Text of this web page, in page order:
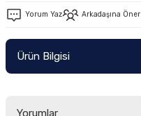
Yorum Yaz Arkadaşına Öner
Ürün Bilgisi
Yorumlar